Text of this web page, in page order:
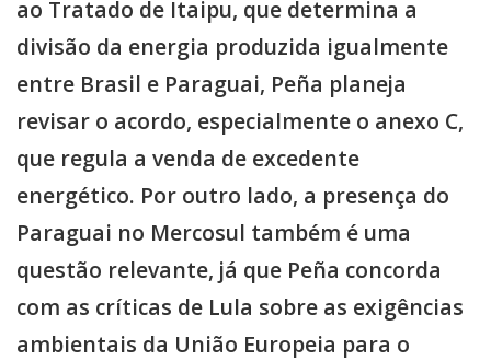
ao Tratado de Itaipu, que determina a
divisão da energia produzida igualmente
entre Brasil e Paraguai, Peña planeja
revisar o acordo, especialmente o anexo C,
que regula a venda de excedente
energético. Por outro lado, a presença do
Paraguai no Mercosul também é uma
questão relevante, já que Peña concorda
com as críticas de Lula sobre as exigências
ambientais da União Europeia para o